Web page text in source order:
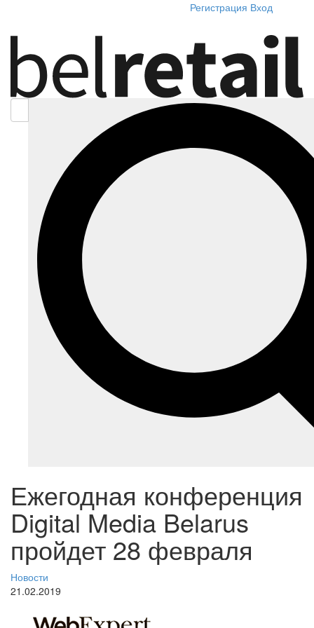
Регистрация Вход
Ежегодная конференция
Digital Media Belarus
пройдет 28 февраля
Новости
21.02.2019